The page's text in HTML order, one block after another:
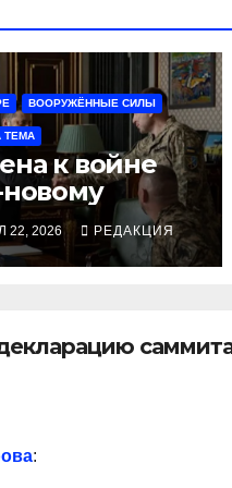
ВООРУЖЁННЫЕ СИЛЫ
ТЕМА
к войне
22, 2026 РЕДАКЦИЯ
: